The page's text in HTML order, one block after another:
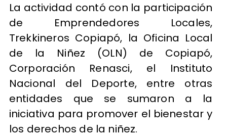
La actividad contó con la participación
de Emprendedores Locales,
Trekkineros Copiapó, la Oficina Local
de la Niñez (OLN) de Copiapó,
Corporación Renasci, el Instituto
Nacional del Deporte, entre otras
entidades que se sumaron a la
iniciativa para promover el bienestar y
los derechos de la niñez.